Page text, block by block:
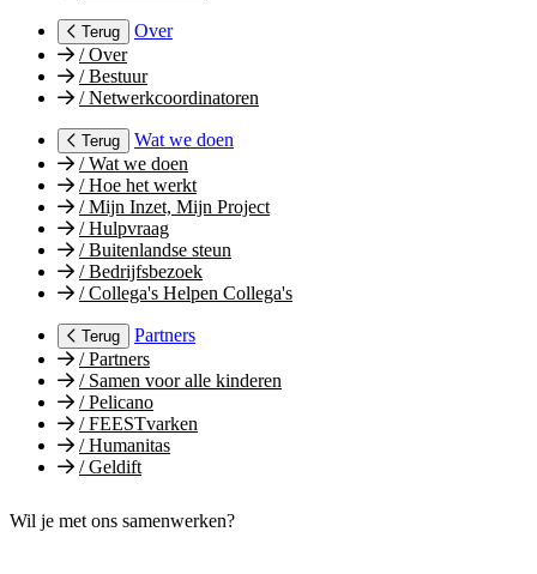
Terug
Over
/Over
/Bestuur
/Netwerkcoordinatoren
Terug
Wat we doen
/Wat we doen
/Hoe het werkt
/Mijn Inzet, Mijn Project
/Hulpvraag
/Buitenlandse steun
/Bedrijfsbezoek
/Collega's Helpen Collega's
Terug
Partners
/Partners
/Samen voor alle kinderen
/Pelicano
/FEESTvarken
/Humanitas
/Geldift
Wil je met ons samenwerken?